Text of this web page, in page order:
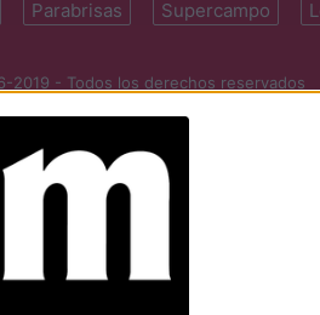
Parabrisas Supercampo
2019 - Todos los derechos reservados
| Propietario: Diario Perfil S.A.